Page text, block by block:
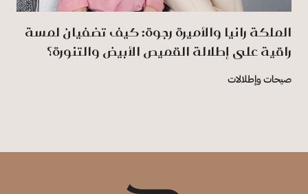
الملكة رانيا والأميرة رجوة: كيف تضفيان لمسة
راقية على إطلالة القميص الأبيض والتنورة؟
صيحات وإطلالات